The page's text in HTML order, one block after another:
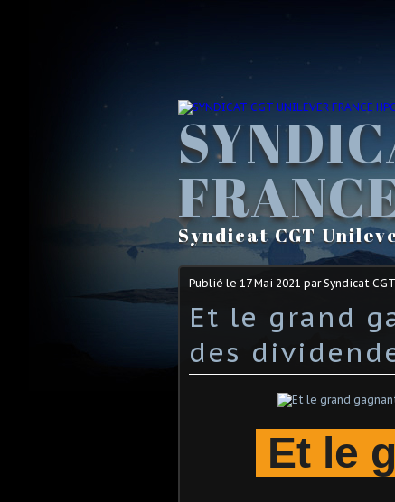
Syndicat CGT
Publié le 17 Mai 2021 par Syndicat
Et le grand
des
Et le